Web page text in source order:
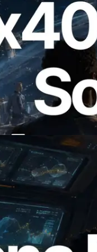
compatible
paient à la
besoin